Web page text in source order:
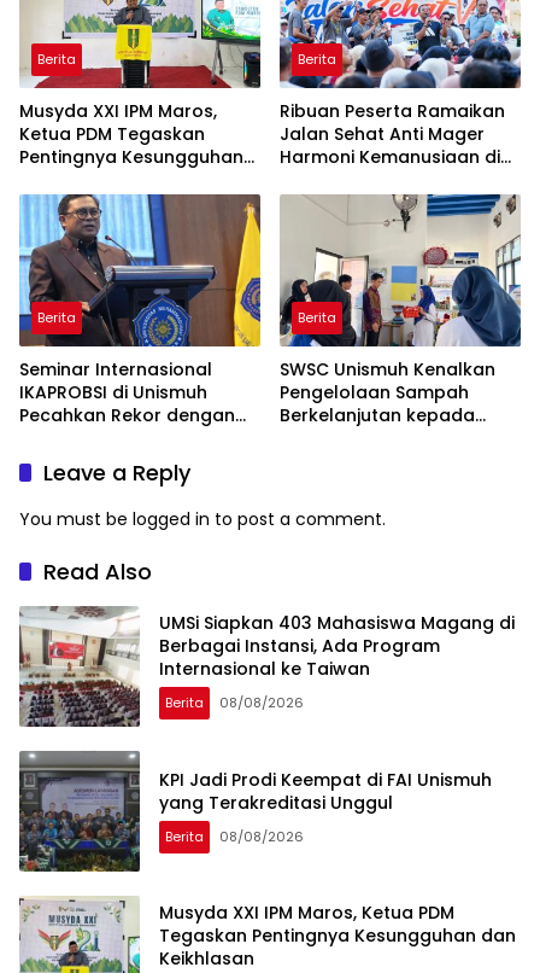
Berita
Musyda XXI IPM Maros,
Ketua PDM Tegaskan
Pentingnya Kesungguhan
Berita
Ribuan Peserta Ramaikan
Jalan Sehat Anti Mager
Harmoni Kemanusiaan di
Berita
Seminar Internasional
IKAPROBSI di Unismuh
Pecahkan Rekor dengan
Berita
SWSC Unismuh Kenalkan
Pengelolaan Sampah
Berkelanjutan kepada
Leave a Reply
You must be logged in to post a comment.
Read Also
UMSi Siapkan 403 Mahasiswa Magang di
Berbagai Instansi, Ada Program
Internasional ke Taiwan
Berita 08/08/2026
KPI Jadi Prodi Keempat di FAI Unismuh
yang Terakreditasi Unggul
Berita 08/08/2026
Musyda XXI IPM Maros, Ketua PDM
Tegaskan Pentingnya Kesungguhan dan
Keikhlasan